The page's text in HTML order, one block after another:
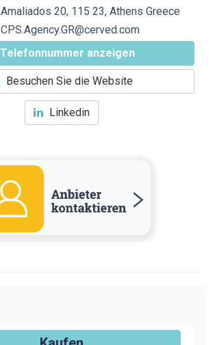
20, 115 23, Athens Greece
CPS.Agency.GR@cerved.com
Telefonnummer anzeigen
Besuchen Sie die Website
Linkedin